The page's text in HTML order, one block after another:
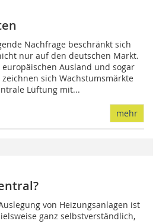
Nachfrage beschränkt sich
nur auf den deutschen Markt.
europäischen Ausland und sogar
zeichnen sich Wachstumsmärkte
Lüftung mit...
mehr
von Heizungsanlagen ist
ganz selbstverständlich,